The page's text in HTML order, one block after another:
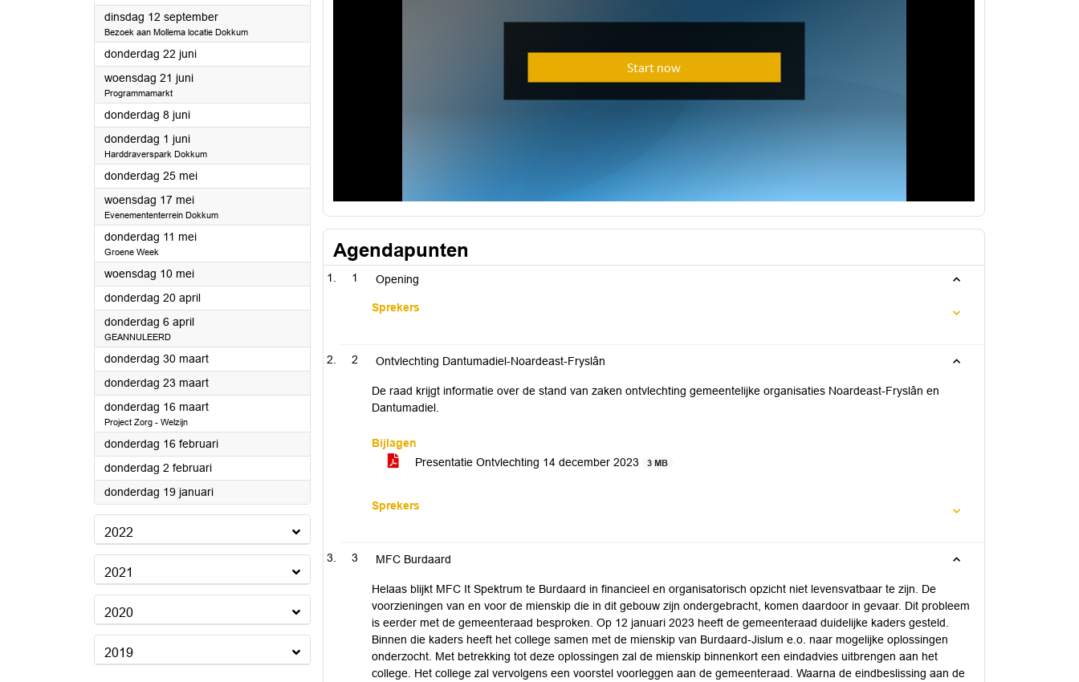
dinsdag 12 september2023
Bezoek aan Mollema locatie Dokkum
donderdag 22 juni2023
woensdag 21 juni2023
Programmamarkt
donderdag 8 juni2023
donderdag 1 juni2023
Harddraverspark Dokkum
donderdag 25 mei2023
woensdag 17 mei2023
Evenemententerrein Dokkum
donderdag 11 mei2023
Groene Week
woensdag 10 mei2023
donderdag 20 april2023
donderdag 6 april2023
GEANNULEERD
donderdag 30 maart2023
donderdag 23 maart2023
donderdag 16 maart2023
Project Zorg - Welzijn
donderdag 16 februari2023
donderdag 2 februari2023
donderdag 19 januari2023
2022
2021
2020
2019
Agendapunten
1 Opening
Sprekers
2 Ontvlechting Dantumadiel-Noardeast-Fryslân
De raad krijgt informatie over de stand van zaken ontvlechting gemeentelijke organisaties Noardeast-Fryslân en
Dantumadiel.
Bijlagen
Presentatie Ontvlechting 14 december 2023
3 MB
Sprekers
3 MFC Burdaard
Helaas blijkt MFC It Spektrum te Burdaard in financieel en organisatorisch opzicht niet levensvatbaar te zijn. De
voorzieningen van en voor de mienskip die in dit gebouw zijn ondergebracht, komen daardoor in gevaar. Dit probleem
is eerder met de gemeenteraad besproken. Op 12 januari 2023 heeft de gemeenteraad duidelijke kaders gesteld.
Binnen die kaders heeft het college samen met de mienskip van Burdaard-Jislum e.o. naar mogelijke oplossingen
onderzocht. Met betrekking tot deze oplossingen zal de mienskip binnenkort een eindadvies uitbrengen aan het
college. Het college zal vervolgens een voorstel voorleggen aan de gemeenteraad. Waarna de eindbeslissing aan de